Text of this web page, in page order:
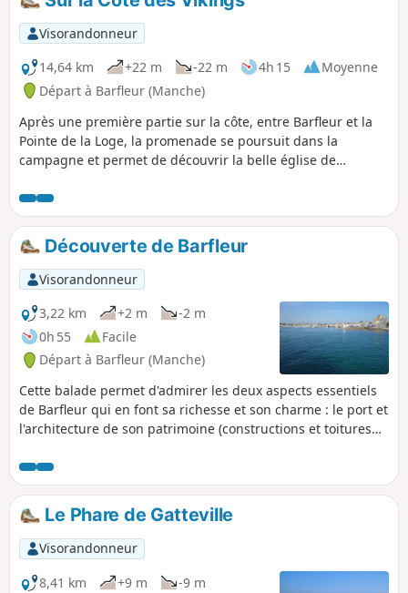
Visorandonneur
14,64 km
+22 m -22 m 4h 15
Moyenne
Départ à Barfleur (Manche)
Après une première partie sur la côte, entre Barfleur et la
Pointe de la Loge, la promenade se poursuit dans la
campagne et permet de découvrir la belle église de
Découverte de Barfleur
Visorandonneur
3,22 km
+2 m
-2 m
0h 55
Facile
Départ à Barfleur (Manche)
Cette balade permet d'admirer les deux aspects essentiels
de Barfleur qui en font sa richesse et son charme : le port et
l'architecture de son patrimoine (constructions et toitures
Le Phare de Gatteville
Visorandonneur
8,41 km
+9 m
-9 m